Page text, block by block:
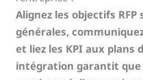
Alignez les objectifs
générales,
et liez les KPI aux plans
intégration garantit que